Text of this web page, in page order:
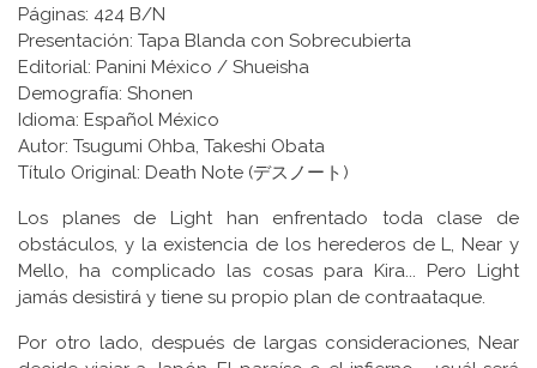
Páginas: 424 B/N
Presentación: Tapa Blanda con Sobrecubierta
Editorial: Panini México / Shueisha
Demografía: Shonen
Idioma: Español México
Autor: Tsugumi Ohba, Takeshi Obata
Título Original: Death Note (デスノート)
Los planes de Light han enfrentado toda clase de
obstáculos, y la existencia de los herederos de L, Near y
Mello, ha complicado las cosas para Kira... Pero Light
jamás desistirá y tiene su propio plan de contraataque.
Por otro lado, después de largas consideraciones, Near